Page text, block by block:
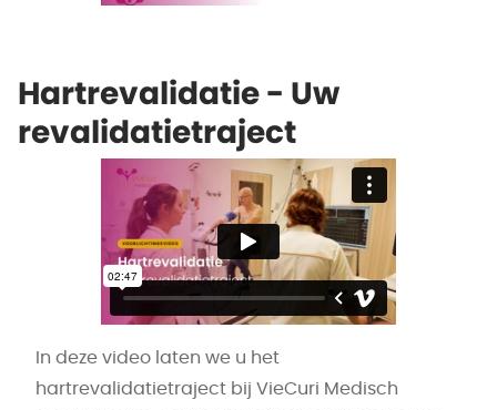
Hartrevalidatie - Uw
revalidatietraject
In deze video laten we u het
hartrevalidatietraject bij VieCuri Medisch